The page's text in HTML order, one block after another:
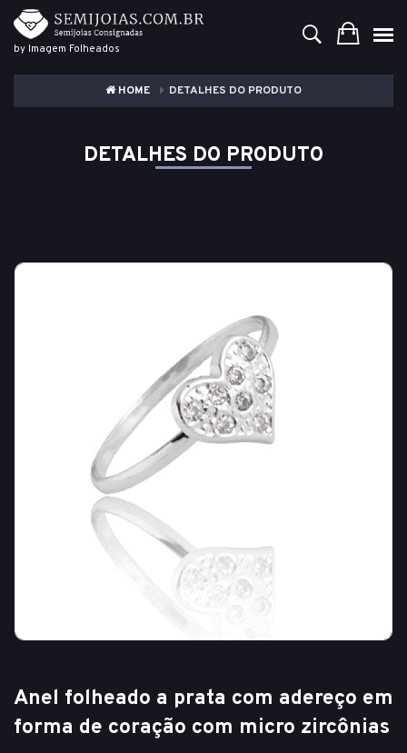
by Imagem Folheados
HOME DETALHES DO PRODUTO
DETALHES DO PRODUTO
Anel folheado a prata com adereço em
forma de coração com micro zircônias